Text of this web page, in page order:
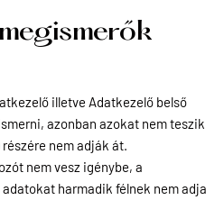
illetve Adatkezelő belső
azonban azokat nem teszik
nem adják át.
nem vesz igénybe, a
harmadik félnek nem adja